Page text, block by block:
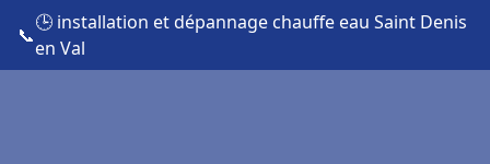
📞
🕒 installation et dépannage chauffe eau Saint Denis
en Val